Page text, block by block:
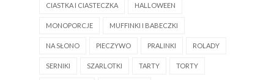
CIASTKA I CIASTECZKA HALLOWEEN
MONOPORCJE MUFFINKI I BABECZKI
NA SŁONO PIECZYWO PRALINKI ROLADY
SERNIKI SZARLOTKI TARTY TORTY